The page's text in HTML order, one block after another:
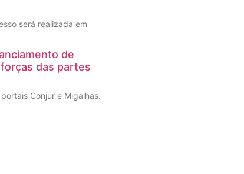
será realizada em
de
das partes
Conjur e Migalhas.